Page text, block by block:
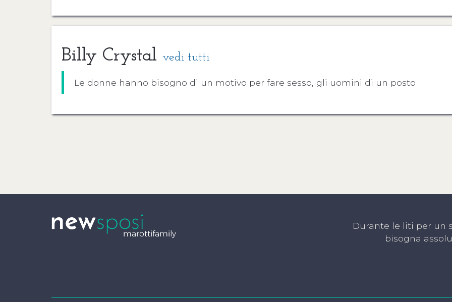
Billy Crystal vedi tutti
Le donne hanno bisogno di un motivo per fare sesso, gli uomini di un posto
Durante le liti per un
bisogna